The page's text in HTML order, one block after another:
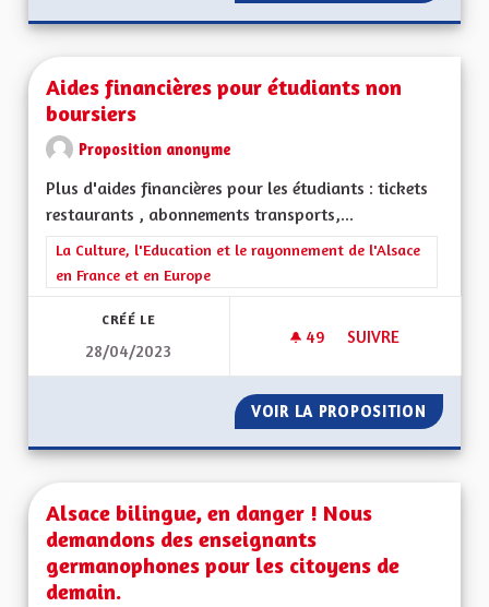
Aides financières pour étudiants non
boursiers
Proposition anonyme
Plus d'aides financières pour les étudiants : tickets
restaurants , abonnements transports,...
Filtrer les résultats de la catégorie : La Culture, l'Education et
La Culture, l'Education et le rayonnement de l'Alsace
en France et en Europe
CRÉÉ LE
28/04/2023
49 49 ABONNÉS
SUIVRE
VOIR LA PROPOSITION AIDES
Alsace bilingue, en danger ! Nous
demandons des enseignants
germanophones pour les citoyens de
demain.